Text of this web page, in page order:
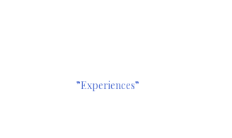
”Experiences”